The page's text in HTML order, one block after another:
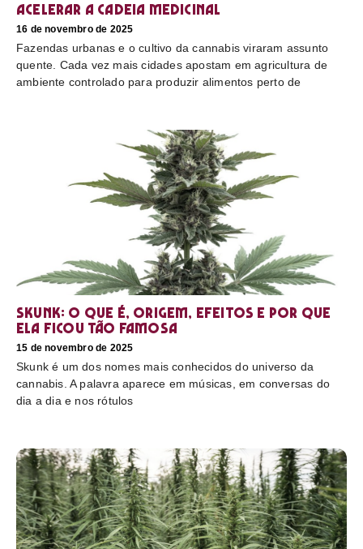
acelerar a cadeia medicinal
16 de novembro de 2025
Fazendas urbanas e o cultivo da cannabis viraram assunto
quente. Cada vez mais cidades apostam em agricultura de
ambiente controlado para produzir alimentos perto de
Skunk: o que é, origem, efeitos e por que
ela ficou tão famosa
15 de novembro de 2025
Skunk é um dos nomes mais conhecidos do universo da
cannabis. A palavra aparece em músicas, em conversas do
dia a dia e nos rótulos